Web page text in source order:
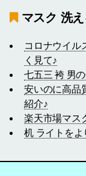
マスク 洗
コロナウイル
く見て♪
七五三 袴 男
安いのに高品
紹介♪
楽天市場マス
机 ライトを